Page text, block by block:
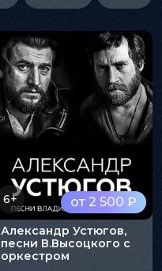
от 2 500 ₽
6+
Александр Устюгов,
песни В.Высоцкого с
оркестром